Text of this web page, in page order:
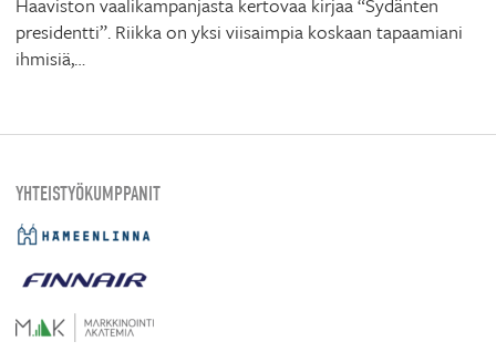
presidentti”. Riikka on yksi viisaimpia koskaan tapaamiani
ihmisiä,…
YHTEISTYÖKUMPPANIT